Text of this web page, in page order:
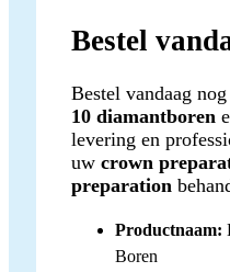
Bestel
Bestel vandaag
10 diamantboren
levering en
uw crown
preparation
Productnaam:
Boren